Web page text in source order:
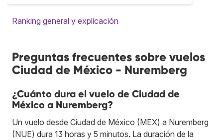
Ranking general y explicación
Preguntas frecuentes sobre vuelos
Ciudad de México - Nuremberg
¿Cuánto dura el vuelo de Ciudad de
México a Nuremberg?
Un vuelo desde Ciudad de México (MEX) a Nuremberg
(NUE) dura 13 horas y 5 minutos. La duración de la